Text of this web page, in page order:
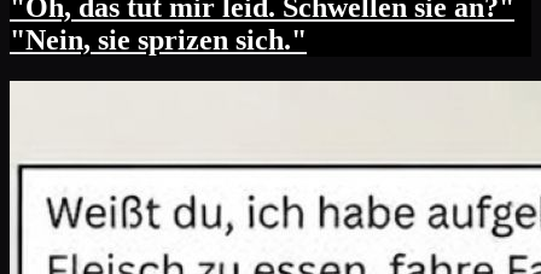
"Oh, das tut mir leid. Schwellen sie an?"
"Nein, sie sprizen sich."